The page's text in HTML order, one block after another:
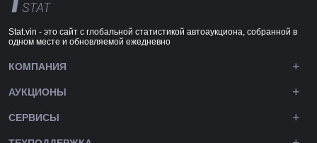
Stat.vin - это сайт с глобальной статистикой автоаукциона, собранной в
одном месте и обновляемой ежедневно
КОМПАНИЯ
АУКЦИОНЫ
СЕРВИСЫ